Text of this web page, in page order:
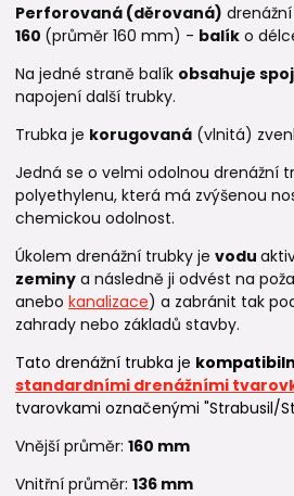
Perforovaná (děrovaná)
160 (průměr 160 mm) - balík o
Na jedné straně balík obsahuje
napojení další trubky.
Trubka je korugovaná (vlnitá)
Jedná se o velmi odolnou drenážní
polyethylenu, která má zvýšenou
chemickou odolnost.
Úkolem drenážní trubky je vodu
zeminy a následně ji odvést na
anebo kanalizace) a zabránit tak
zahrady nebo základů stavby.
Tato drenážní trubka je
standardními drenážními
tvarovkami označenými "Strabusil/
Vnější průměr: 160 mm
Vnitřní průměr: 136 mm